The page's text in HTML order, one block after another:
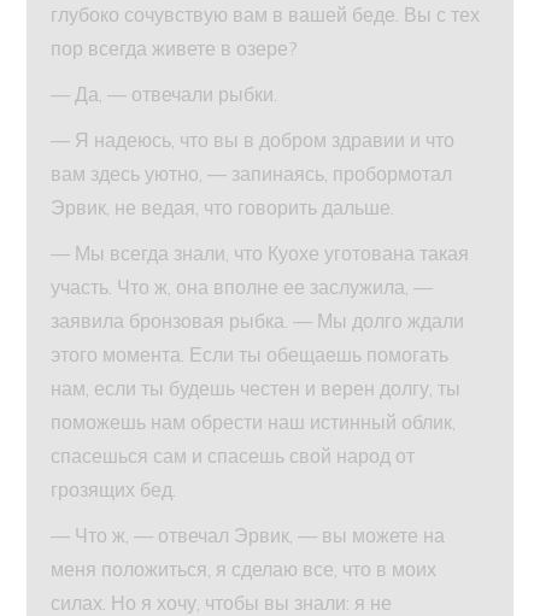
глубоко сочувствую вам в вашей беде. Вы с тех
пор всегда живете в озере?
— Да, — отвечали рыбки.
— Я надеюсь, что вы в добром здравии и что
вам здесь уютно, — запинаясь, пробормотал
Эрвик, не ведая, что говорить дальше.
— Мы всегда знали, что Куохе уготована такая
участь. Что ж, она вполне ее заслужила, —
заявила бронзовая рыбка. — Мы долго ждали
этого момента. Если ты обещаешь помогать
нам, если ты будешь честен и верен долгу, ты
поможешь нам обрести наш истинный облик,
спасешься сам и спасешь свой народ от
грозящих бед.
— Что ж, — отвечал Эрвик, — вы можете на
меня положиться, я сделаю все, что в моих
силах. Но я хочу, чтобы вы знали: я не